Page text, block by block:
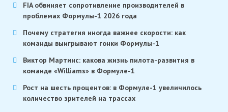
FIA обвиняет сопротивление производителей в
проблемах Формулы-1 2026 года
Почему стратегия иногда важнее скорости: как
команды выигрывают гонки Формулы-1
Виктор Мартинс: какова жизнь пилота-развития в
команде «Williams» в Формуле-1
Рост на шесть процентов: в Формуле-1 увеличилось
количество зрителей на трассах